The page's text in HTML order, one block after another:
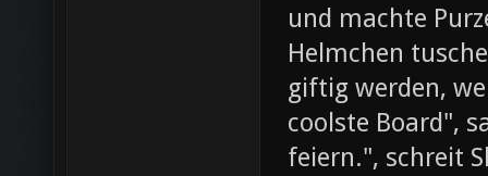
und machte
Helmchen
giftig werden,
coolste Board",
feiern.", schreit